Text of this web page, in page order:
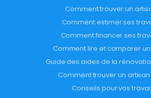
Comment trouver un
Comment estimer ses
Comment financer ses
Comment lire et comparer un
Guide des aides de la
Comment trouver un artisan
Conseils pour vos